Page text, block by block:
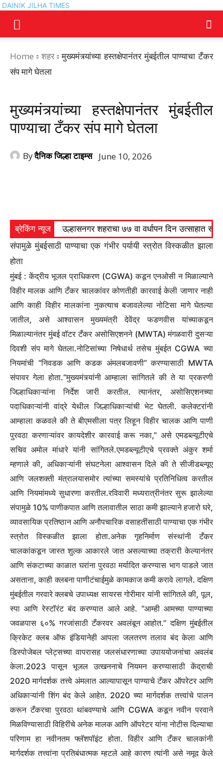
DAINIK JILHA TIMES
Home शहर
मुख्यमंत्र्यांच्या हस्तक्षेपानंतर मुंबईतील पाण्याचा टँकर
संप मागे घेतला
मुख्यमंत्र्यांच्या हस्तक्षेपानंतर मुंबईतील
पाण्याचा टँकर संप मागे घेतला
Byदैनिक जिल्हा टाइम्स June 10, 2026
ब्रेकिंग न्यूज उल्हासनगर शहराचा ७७ वा वर्धापन दिन उत्साहात
संपामुळे मुंबईसाठी पाण्याचा एक गंभीर पर्यायी स्त्रोत विस्कळीत झाला
होता
मुंबई :केंद्रीय भूजल प्राधिकरण (CGWA) कडून एनओसी न मिळाल्याने
विहीर मालक आणि टँकर चालकांवर कोणतीही कारवाई केली जाणार नाही
आणि काही विहीर मालकांना नुकत्याच बजावलेल्या नोटिसा मागे घेतल्या
जातील, असे आश्वासन मुख्यमंत्री देवेंद्र फडणवीस यांच्याकडून
मिळाल्यानंतर मुंबई वॉटर टँकर असोसिएशनने (MWTA) मंगळवारी दुसऱ्या
दिवशी संप मागे घेतला.नोटिसांच्या निषेधार्थ तसेच मुंबईत CGWA च्या
नियमांची “निवडक आणि कडक अंमलबजावणी” करण्यासाठी MWTA
संपावर गेला होता.“मुख्यमंत्र्यांनी आम्हाला सांगितले की ते या प्रकरणी
जिल्हाधिकाऱ्यांना निर्देश जारी करतील. त्यानंतर, असोसिएशनच्या
पदाधिकाऱ्यांनी वांद्रे येथील जिल्हाधिकाऱ्यांची भेट घेतली. कलेक्टरांनी
आम्हाला कळवले की ते बीएमसीला पत्र लिहून विहीर चालक आणि पाणी
पुरवठा करणाऱ्यांवर कायदेशीर कारवाई करू नका,” असे एमडब्ल्यूटीएचे
सचिव अमोल मांधारे यांनी सांगितले.एमडब्ल्यूटीएचे प्रवक्ते अंकुर शर्मा
म्हणाले की, अधिकाऱ्यांनी संघटनेला आश्वासन दिले की ते सीजीडब्ल्यूए
आणि जलशक्ती मंत्रालयासमोर त्यांच्या समस्यांचे प्रतिनिधित्व करतील
आणि नियमांमध्ये सुधारणा करतील.रविवारी मध्यरात्रीनंतर सुरू झालेल्या
संपामुळे 10% पाणीकपात आणि तलावातील साठा कमी झाल्याने हजारो घरे,
व्यावसायिक प्रतिष्ठान आणि अनौपचारिक वसाहतींसाठी पाण्याचा एक गंभीर
स्त्रोत विस्कळीत झाला होता.अनेक गृहनिर्माण संस्थांनी टँकर
चालकांकडून जास्त शुल्क आकारले जात असल्याच्या तक्रारी केल्यानंतर
आणि संकटाच्या काळात घरांना पुरवठा मर्यादित करण्यास भाग पाडले जात
असताना, काही क्लबना पाणीटंचाईमुळे कामकाज कमी करावे लागले. दक्षिण
मुंबईतील गरवारे क्लबचे उपाध्यक्ष सायरस गोरीमार यांनी सांगितले की, पूल,
स्पा आणि रेस्टॉरंट बंद करण्यात आले आहे. “आम्ही आमच्या पाण्याच्या
जवळपास ६०% गरजांसाठी टँकरवर अवलंबून आहोत.” दक्षिण मुंबईतील
क्रिकेट क्लब ऑफ इंडियानेही आपला जलतरण तलाव बंद केला आणि
डिस्पोजेबल प्लेट्सच्या वापरासह जलसंधारणाच्या उपाययोजनांचा अवलंब
केला.2023 पासून भूजल उत्खननाचे नियमन करण्यासाठी केंद्राची
2020 मार्गदर्शक तत्त्वे अंमलात आल्यापासून पाण्याचे टँकर ऑपरेटर आणि
अधिकाऱ्यांनी शिंग बंद केले आहेत. 2020 च्या मार्गदर्शक तत्त्वांचे पालन
करून टँकरचा पुरवठा थांबवण्याचे आणि CGWA कडून नवीन परवाने
मिळविण्यासाठी विहिरींचे अनेक मालक आणि ऑपरेटर यांना नोटीस दिल्याचा
परिणाम हा नवीनतम फ्लॅशपॉइंट होता. विहीर आणि टँकर चालकांनी
मार्गदर्शक तत्त्वांना प्रतिबंधात्मक म्हटले आहे कारण त्यांनी असे नमूद केले